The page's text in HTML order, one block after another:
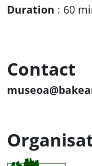
Duration : 60
Contact